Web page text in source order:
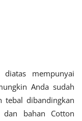
mempunyai
Anda sudah
tebal dibandingkan
bahan Cotton